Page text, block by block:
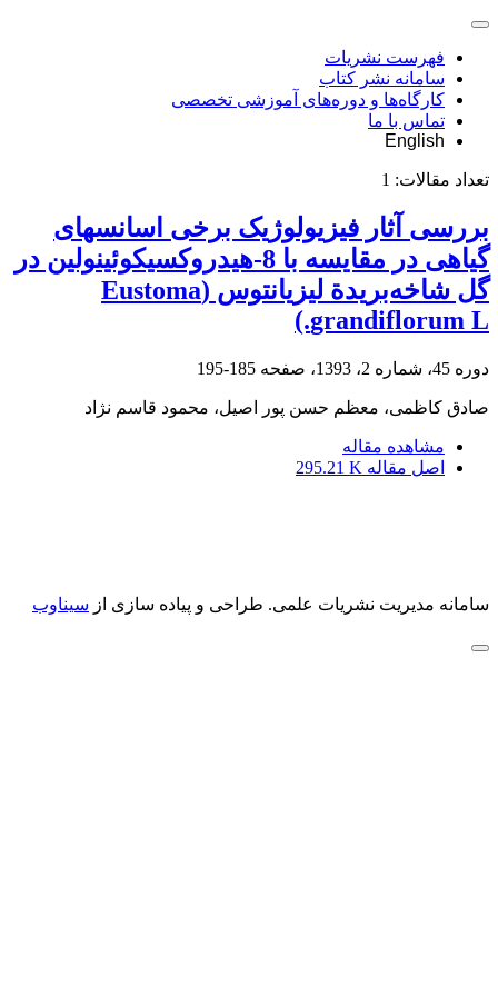
فهرست نشریات
سامانه نشر کتاب
کارگاه‌ها و دوره‌های آموزشی تخصصی
تماس با ما
English
تعداد مقالات: 1
بررسی آثار فیزیولوژیک برخی اسانس‏های
گیاهی در مقایسه با 8-‌هیدروکسی‏کوئینولین در
گل شاخه‌بریدة لیزیانتوس (Eustoma
grandiflorum L.)
دوره 45، شماره 2، 1393، صفحه 185-195
صادق کاظمی، معظم حسن پور اصیل، محمود قاسم نژاد
مشاهده مقاله
اصل مقاله 295.21 K
سامانه مدیریت نشریات علمی. طراحی و پیاده سازی از سیناوب